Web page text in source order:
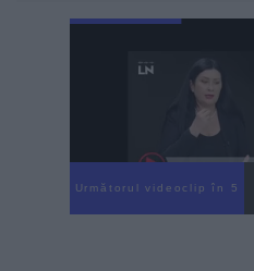
Următorul videoclip în 4